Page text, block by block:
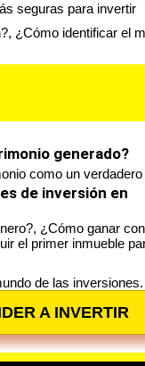
seguras para invertir
¿Cómo identificar el
generado?
como un verdadero
de inversión en
¿Cómo ganar con
el primer inmueble
de las inversiones.
A INVERTIR